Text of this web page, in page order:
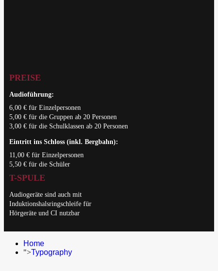
PREISE
Audioführung:
6,00 € für Einzelpersonen
5,00 € für die Gruppen ab 20 Personen
3,00 € für die Schulklassen ab 20 Personen
Eintritt ins Schloss (inkl. Bergbahn):
11,00 € für Einzelpersonen
5,50 € für die Schüler
T-SPULE
Audiogeräte sind auch mit
Induktionshalsringschleife für
Hörgeräte und CI nutzbar
Home
">Typography